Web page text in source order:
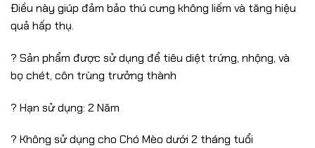
Điều này giúp đảm bảo thú cưng không liếm và tăng hiệu
quả hấp thụ.
? Sản phẩm được sử dụng để tiêu diệt trứng, nhộng, và
bọ chét, côn trùng trưởng thành
? Hạn sử dụng: 2 Năm
? Không sử dụng cho Chó Mèo dưới 2 tháng tuổi